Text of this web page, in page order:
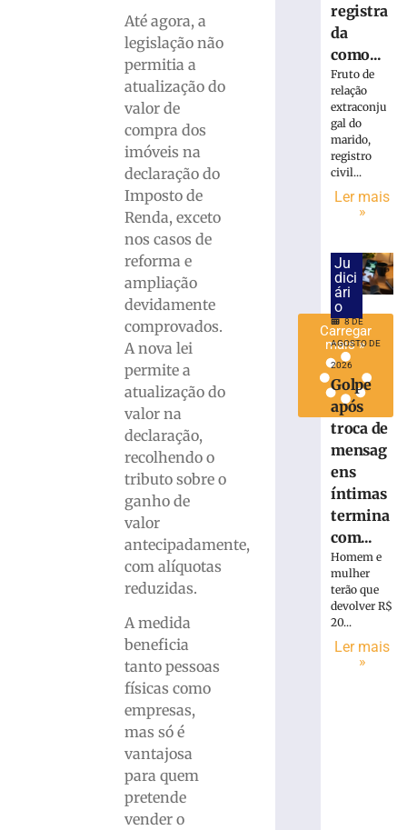
Até agora, a
legislação não
permitia a
atualização do
valor de
compra dos
imóveis na
declaração do
Imposto de
Renda, exceto
nos casos de
reforma e
ampliação
devidamente
comprovados.
A nova lei
permite a
atualização do
valor na
declaração,
recolhendo o
tributo sobre o
ganho de
valor
antecipadamente,
com alíquotas
reduzidas.
A medida
beneficia
tanto pessoas
físicas como
empresas,
mas só é
vantajosa
para quem
pretende
vender o
Pronegócio:
AmpeBr
projeta
expectativas
positivas
para
rodada
Carregar
mais »
registra
da
como...
Fruto de
relação
extraconju
gal do
marido,
registro
civil...
Ler mais
»
Ju
dici
ári
o
8 DE
AGOSTO DE
2026
Golpe
após
troca de
mensag
ens
íntimas
termina
com...
Homem e
mulher
terão que
devolver R$
20...
Ler mais
»